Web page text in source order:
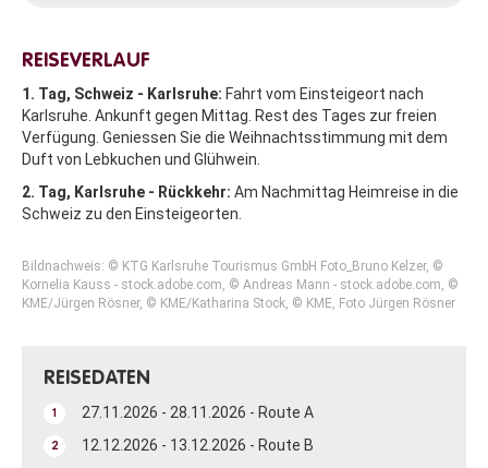
REISEVERLAUF
1. Tag, Schweiz - Karlsruhe: Fahrt vom Einsteigeort nach
Karlsruhe. Ankunft gegen Mittag. Rest des Tages zur freien
Verfügung. Geniessen Sie die Weihnachtsstimmung mit dem
Duft von Lebkuchen und Glühwein.
2. Tag, Karlsruhe - Rückkehr: Am Nachmittag Heimreise in die
Schweiz zu den Einsteigeorten.
Bildnachweis: © KTG Karlsruhe Tourismus GmbH Foto_Bruno Kelzer, ©
Kornelia Kauss - stock.adobe.com, © Andreas Mann - stock.adobe.com, ©
KME/Jürgen Rösner, © KME/Katharina Stock, © KME, Foto Jürgen Rösner
REISEDATEN
1 27.11.2026 - 28.11.2026 - Route A
2 12.12.2026 - 13.12.2026 - Route B